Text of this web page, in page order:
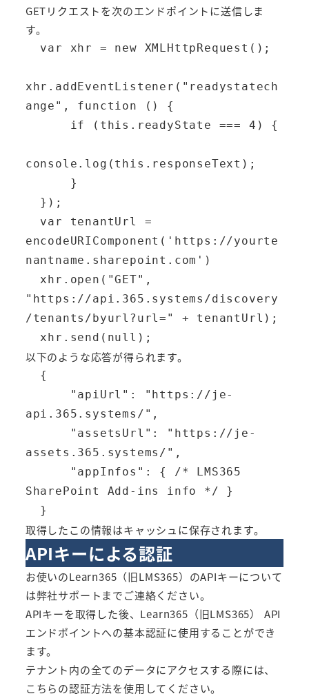
GETリクエストを次のエンドポイントに送信しま
す。
xhr.addEventListener("readystatech
ange", function () {
console.log(this.responseText);
encodeURIComponent('https://yourte
nantname.sharepoint.com')
"https://api.365.systems/discovery
/tenants/byurl?url=" + tenantUrl);
  xhr.send(null);
以下のような応答が得られます。
api.365.systems/",
assets.365.systems/",
SharePoint Add-ins info */ }
  }
取得したこの情報はキャッシュに保存されます。
APIキーによる認証
お使いのLearn365（旧LMS365）のAPIキーについて
は弊社サポートまでご連絡ください。
APIキーを取得した後、Learn365（旧LMS365） API
エンドポイントへの基本認証に使用することができ
ます。
テナント内の全てのデータにアクセスする際には、
こちらの認証方法を使用してください。